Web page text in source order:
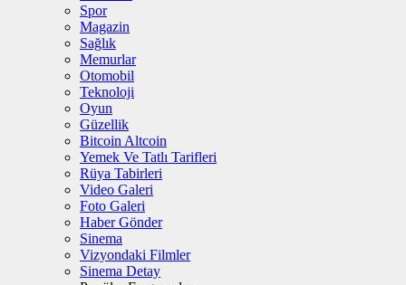
Spor
Magazin
Sağlık
Memurlar
Otomobil
Teknoloji
Oyun
Güzellik
Bitcoin Altcoin
Yemek Ve Tatlı Tarifleri
Rüya Tabirleri
Video Galeri
Foto Galeri
Haber Gönder
Sinema
Vizyondaki Filmler
Sinema Detay